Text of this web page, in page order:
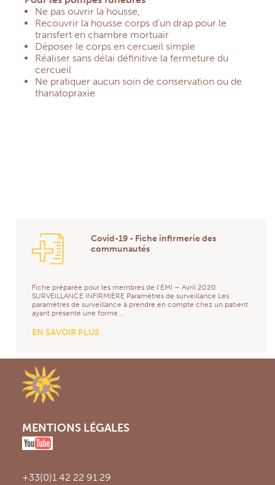
Ne pas ouvrir la housse,
Recouvrir la housse corps d’un drap pour le
transfert en chambre mortuair
Déposer le corps en cercueil simple
Réaliser sans délai définitive la fermeture du
cercueil
Ne pratiquer aucun soin de conservation ou de
thanatopraxie
Covid-19 - Fiche infirmerie des
communautés
Fiche préparée pour les membres de l’EMI – Avril 2020
SURVEILLANCE INFIRMIÈRE Paramètres de surveillance Les
paramètres de surveillance à prendre en compte chez un patient
ayant présenté une forme...
EN SAVOIR PLUS
MENTIONS LÉGALES
+33(0)1 42 22 91 29